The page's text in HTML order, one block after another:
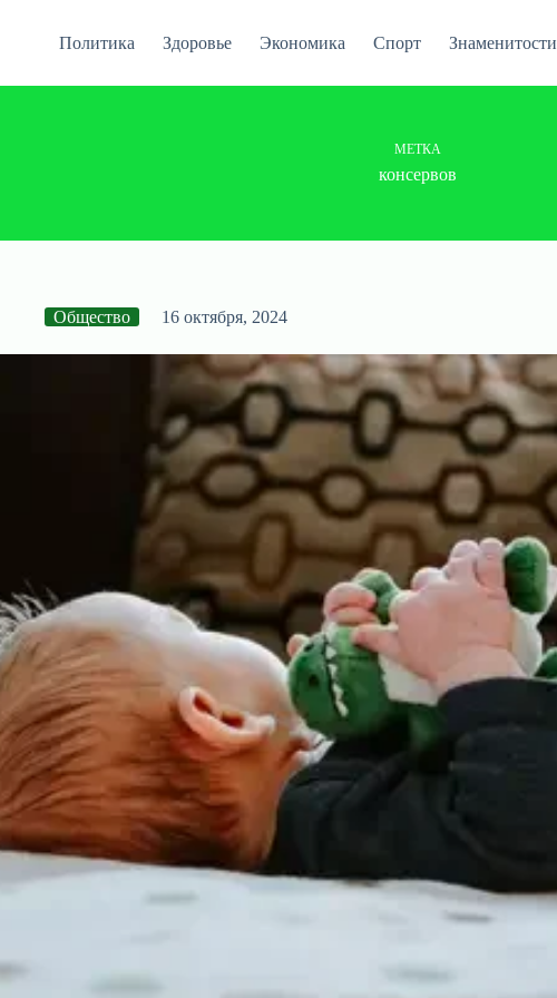
Политика Здоровье Экономика Спорт Знаменитости
МЕТКА
консервов
Общество 16 октября, 2024